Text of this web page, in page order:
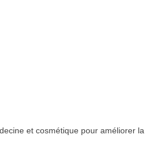
et cosmétique pour améliorer la